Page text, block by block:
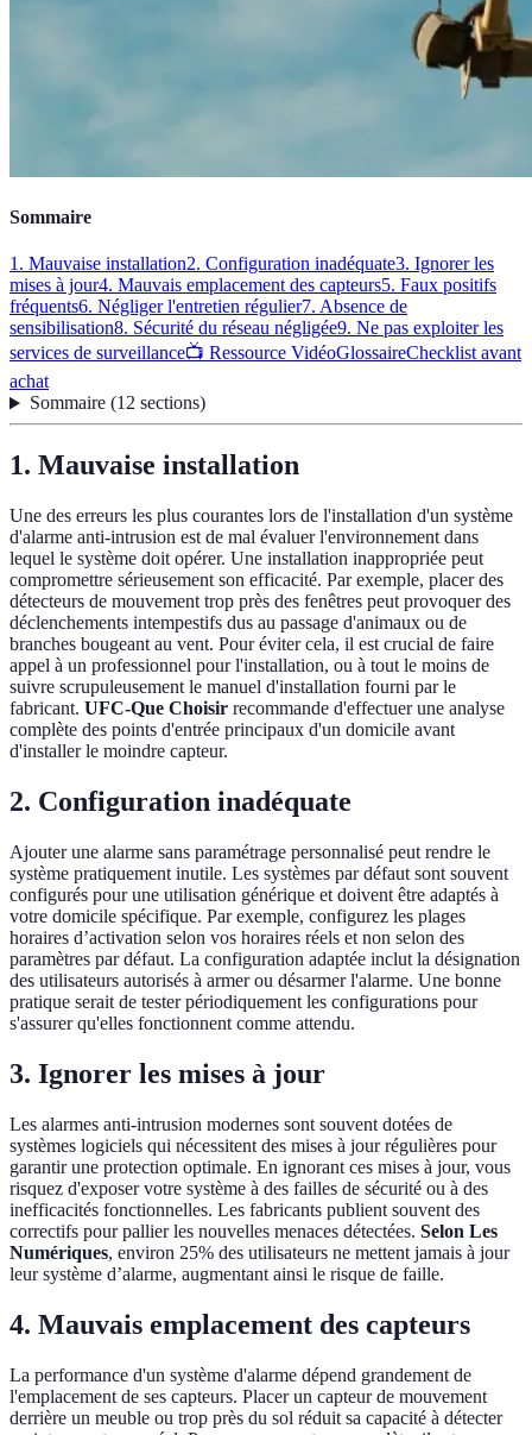
Sommaire
1. Mauvaise installation2. Configuration inadéquate3. Ignorer les
mises à jour4. Mauvais emplacement des capteurs5. Faux positifs
fréquents6. Négliger l'entretien régulier7. Absence de
sensibilisation8. Sécurité du réseau négligée9. Ne pas exploiter les
services de surveillance📺 Ressource VidéoGlossaireChecklist avant
achat
Sommaire(12 sections)
1. Mauvaise installation
Une des erreurs les plus courantes lors de l'installation d'un système
d'alarme anti-intrusion est de mal évaluer l'environnement dans
lequel le système doit opérer. Une installation inappropriée peut
compromettre sérieusement son efficacité. Par exemple, placer des
détecteurs de mouvement trop près des fenêtres peut provoquer des
déclenchements intempestifs dus au passage d'animaux ou de
branches bougeant au vent. Pour éviter cela, il est crucial de faire
appel à un professionnel pour l'installation, ou à tout le moins de
suivre scrupuleusement le manuel d'installation fourni par le
fabricant. UFC-Que Choisir recommande d'effectuer une analyse
complète des points d'entrée principaux d'un domicile avant
d'installer le moindre capteur.
2. Configuration inadéquate
Ajouter une alarme sans paramétrage personnalisé peut rendre le
système pratiquement inutile. Les systèmes par défaut sont souvent
configurés pour une utilisation générique et doivent être adaptés à
votre domicile spécifique. Par exemple, configurez les plages
horaires d’activation selon vos horaires réels et non selon des
paramètres par défaut. La configuration adaptée inclut la désignation
des utilisateurs autorisés à armer ou désarmer l'alarme. Une bonne
pratique serait de tester périodiquement les configurations pour
s'assurer qu'elles fonctionnent comme attendu.
3. Ignorer les mises à jour
Les alarmes anti-intrusion modernes sont souvent dotées de
systèmes logiciels qui nécessitent des mises à jour régulières pour
garantir une protection optimale. En ignorant ces mises à jour, vous
risquez d'exposer votre système à des failles de sécurité ou à des
inefficacités fonctionnelles. Les fabricants publient souvent des
correctifs pour pallier les nouvelles menaces détectées. Selon Les
Numériques, environ 25% des utilisateurs ne mettent jamais à jour
leur système d’alarme, augmentant ainsi le risque de faille.
4. Mauvais emplacement des capteurs
La performance d'un système d'alarme dépend grandement de
l'emplacement de ses capteurs. Placer un capteur de mouvement
derrière un meuble ou trop près du sol réduit sa capacité à détecter